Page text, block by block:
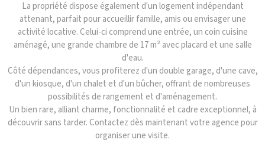
La propriété dispose également d'un logement indépendant
attenant, parfait pour accueillir famille, amis ou envisager une
activité locative. Celui-ci comprend une entrée, un coin cuisine
aménagé, une grande chambre de 17 m² avec placard et une salle
d'eau.
Côté dépendances, vous profiterez d'un double garage, d'une cave,
d'un kiosque, d'un chalet et d'un bûcher, offrant de nombreuses
possibilités de rangement et d'aménagement.
Un bien rare, alliant charme, fonctionnalité et cadre exceptionnel, à
découvrir sans tarder. Contactez dès maintenant votre agence pour
organiser une visite.